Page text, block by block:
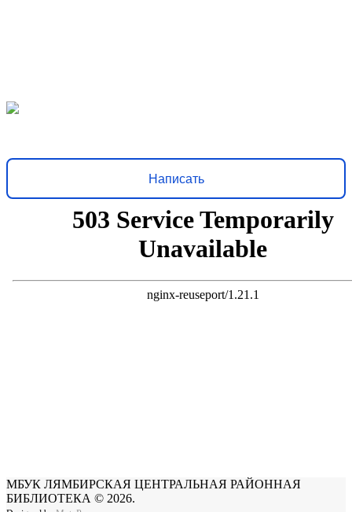
Написать
МБУК ЛЯМБИРСКАЯ ЦЕНТРАЛЬНАЯ РАЙОННАЯ
БИБЛИОТЕКА © 2026.